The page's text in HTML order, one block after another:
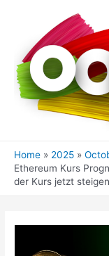
Home 2025
Ethereum Kurs
der Kurs jetzt